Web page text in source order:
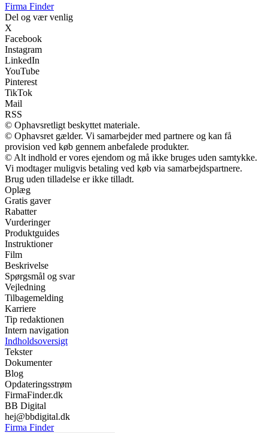
Firma Finder
Del og vær venlig
X
Facebook
Instagram
LinkedIn
YouTube
Pinterest
TikTok
Mail
RSS
© Ophavsretligt beskyttet materiale.
© Ophavsret gælder. Vi samarbejder med partnere og kan få
provision ved køb gennem anbefalede produkter.
© Alt indhold er vores ejendom og må ikke bruges uden samtykke.
Vi modtager muligvis betaling ved køb via samarbejdspartnere.
Brug uden tilladelse er ikke tilladt.
Oplæg
Gratis gaver
Rabatter
Vurderinger
Produktguides
Instruktioner
Film
Beskrivelse
Spørgsmål og svar
Vejledning
Tilbagemelding
Karriere
Tip redaktionen
Intern navigation
Indholdsoversigt
Tekster
Dokumenter
Blog
Opdateringsstrøm
FirmaFinder.dk
BB Digital
hej@bbdigital.dk
Firma Finder